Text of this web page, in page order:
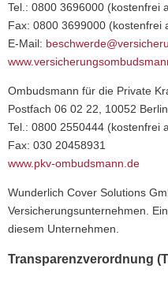
Tel.: 0800 3696000 (kostenfrei
Fax: 0800 3699000 (kostenfrei
E-Mail:
Ombudsmann für die Private
Postfach 06 02 22, 10052 Berlin
Tel.: 0800 2550444 (kostenfrei
Fax: 030 20458931
www.pkv-ombudsmann.de
Wunderlich Cover Solutions
Versicherungsunternehmen.
diesem Unternehmen.
Transparenzverordnung